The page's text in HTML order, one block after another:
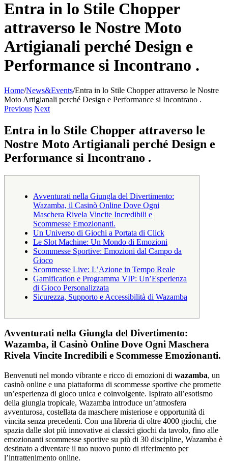
Entra in lo Stile Chopper
attraverso le Nostre Moto
Artigianali perché Design e
Performance si Incontrano .
Home/News&Events/Entra in lo Stile Chopper attraverso le Nostre
Moto Artigianali perché Design e Performance si Incontrano .
Previous Next
Entra in lo Stile Chopper attraverso le
Nostre Moto Artigianali perché Design e
Performance si Incontrano .
Avventurati nella Giungla del Divertimento:
Wazamba, il Casinò Online Dove Ogni
Maschera Rivela Vincite Incredibili e
Scommesse Emozionanti.
Un Universo di Giochi a Portata di Click
Le Slot Machine: Un Mondo di Emozioni
Scommesse Sportive: Emozioni dal Campo da
Gioco
Scommesse Live: L’Azione in Tempo Reale
Gamification e Programma VIP: Un’Esperienza
di Gioco Personalizzata
Sicurezza, Supporto e Accessibilità di Wazamba
Avventurati nella Giungla del Divertimento:
Wazamba, il Casinò Online Dove Ogni Maschera
Rivela Vincite Incredibili e Scommesse Emozionanti.
Benvenuti nel mondo vibrante e ricco di emozioni di wazamba, un
casinò online e una piattaforma di scommesse sportive che promette
un’esperienza di gioco unica e coinvolgente. Ispirato all’esotismo
della giungla tropicale, Wazamba introduce un’atmosfera
avventurosa, costellata da maschere misteriose e opportunità di
vincita senza precedenti. Con una libreria di oltre 4000 giochi, che
spazia dalle slot più innovative ai classici giochi da tavolo, fino alle
emozionanti scommesse sportive su più di 30 discipline, Wazamba è
destinato a diventare il tuo nuovo punto di riferimento per
l’intrattenimento online.